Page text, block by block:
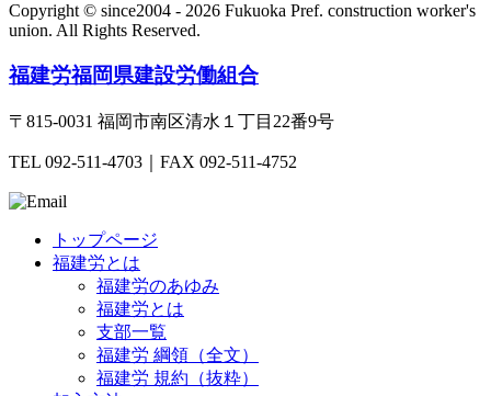
Copyright © since2004 - 2026 Fukuoka Pref. construction worker's
union. All Rights Reserved.
福建労福岡県建設労働組合
〒815-0031 福岡市南区清水１丁目22番9号
TEL 092-511-4703｜FAX 092-511-4752
トップページ
福建労とは
福建労のあゆみ
福建労とは
支部一覧
福建労 綱領（全文）
福建労 規約（抜粋）